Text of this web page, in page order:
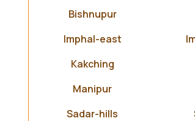
Bishnupur
Imphal-east
Kakching
Manipur
Sadar-hills